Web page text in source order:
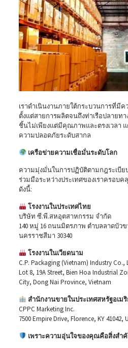
เราดำเนินงานภายใต้กระบวนการที่มี
ตั้งแต่สายการผลิตจนถึงท่าเรือปลายท
ชิ้นไม่เพียงแต่มีคุณภาพและตรงเวลา
ความปลอดภัยระดับสากล
เครือข่ายความเชื่อมั่นระดับโลก
ความมุ่งมั่นในการปฏิบัติตามกฎระเบี
ร่วมมือระหว่างประเทศของเราครอบค
ดังนี้:
โรงงานในประเทศไทย
บริษัท ซี.พี.สหอุตสาหกรรม จำกัด
140 หมู่ 16 ถนนมิตรภาพ ตำบลลาดบัว
นครราชสีมา 30340
โรงงานในเวียดนาม
C.P. Packaging (Vietnam) Industry Co.,
Lot 8, 19A Street, Bien Hoa Industrial
City, Dong Nai Province, Vietnam
สำนักงานขายในประเทศสหรัฐอเม
CPPC Marketing Inc.
7500 Empire Drive, Florence, KY 41042,
เพราะความอุ่นใจของคุณคือสิ่งสำ